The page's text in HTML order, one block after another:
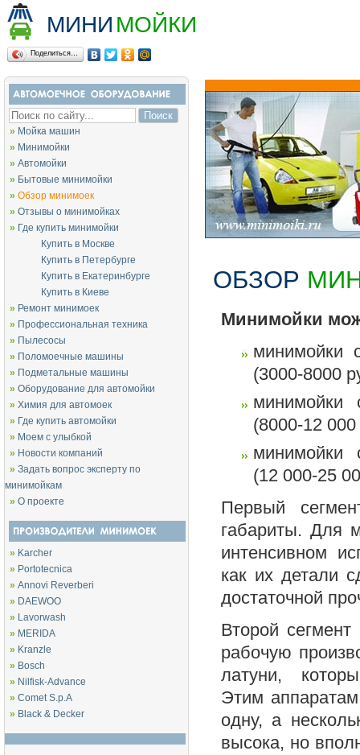
МИНИ МОЙКИ
Поделиться…
» Мойка машин
» Минимойки
» Автомойки
» Бытовые минимойки
» Обзор минимоек
» Отзывы о минимойках
» Где купить минимойки
Купить в Москве
Купить в Петербурге
Купить в Екатеринбурге
Купить в Киеве
» Ремонт минимоек
» Профессиональная техника
» Пылесосы
» Поломоечные машины
» Подметальные машины
» Оборудование для автомойки
» Химия для автомоек
» Где купить автомойки
» Моем с улыбкой
» Новости компаний
» Задать вопрос эксперту по
минимойкам
» О проекте
» Karcher
» Portotecnica
» Annovi Reverberi
» DAEWOO
» Lavorwash
» MERIDA
» Kranzle
» Bosch
» Nilfisk-Advance
» Comet S.p.A
» Black & Decker
ОБЗОР
Минимойки
минимойки
(3000-8000
минимойки
(8000-12
минимойки
(12 000-25
Первый
габариты. Для
интенсивном
как их детали
достаточной
Второй
рабочую
латуни,
Этим
одну, а
высока, но